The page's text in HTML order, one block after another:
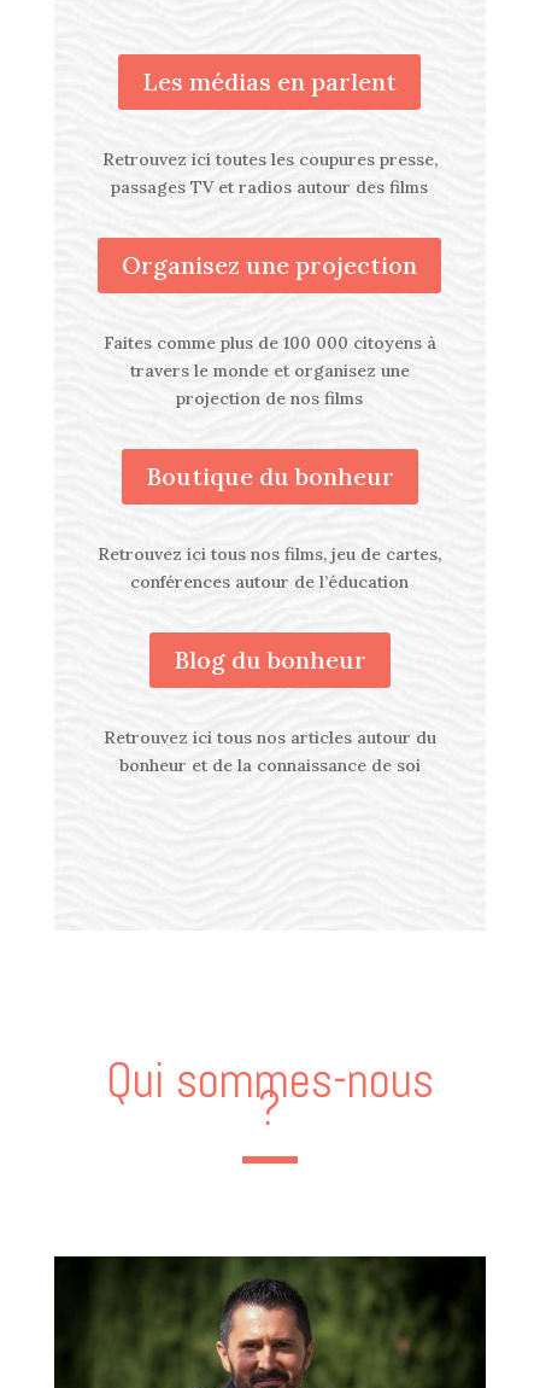
Les médias en parlent
Retrouvez ici toutes les coupures presse,
passages TV et radios autour des films
Organisez une projection
Faites comme plus de 100 000 citoyens à
travers le monde et organisez une
projection de nos films
Boutique du bonheur
Retrouvez ici tous nos films, jeu de cartes,
conférences autour de l’éducation
Blog du bonheur
Retrouvez ici tous nos articles autour du
bonheur et de la connaissance de soi
Qui sommes-nous
?